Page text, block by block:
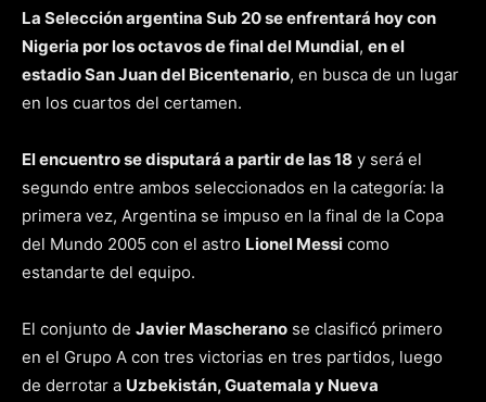
La Selección argentina Sub 20 se enfrentará hoy con
Nigeria por los octavos de final del Mundial, en el
estadio San Juan del Bicentenario, en busca de un lugar
en los cuartos del certamen.
El encuentro se disputará a partir de las 18 y será el
segundo entre ambos seleccionados en la categoría: la
primera vez, Argentina se impuso en la final de la Copa
del Mundo 2005 con el astro Lionel Messi como
estandarte del equipo.
El conjunto de Javier Mascherano se clasificó primero
en el Grupo A con tres victorias en tres partidos, luego
de derrotar a Uzbekistán, Guatemala y Nueva